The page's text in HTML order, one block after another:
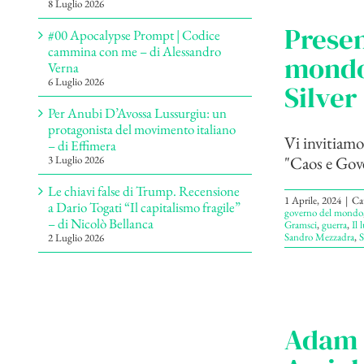
Vi invitiamo
"Caos e
1 Aprile, 2024 |
governo del mondo
Gramsci,guerra,Il
Sandro Mezzadra,
8 Luglio 2026
#00 Apocalypse Prompt | Codice
cammina con me – di Alessandro
Verna
6 Luglio 2026
Per Anubi D’Avossa Lussurgiu: un
protagonista del movimento italiano
– di Effimera
3 Luglio 2026
Le chiavi false di Trump. Recensione
a Dario Togati “Il capitalismo fragile”
– di Nicolò Bellanca
2 Luglio 2026